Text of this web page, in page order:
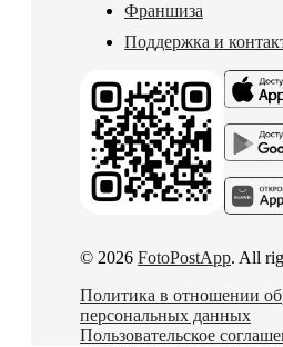
Франшиза
Поддержка и
© 2026 FotoPostApp. All
Политика в отношении
персональных данных
Пользовательское